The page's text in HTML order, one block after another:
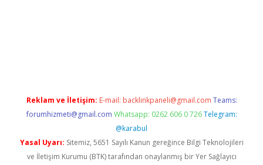
Reklam ve İletişim: E-mail: backlinkpaneli@gmail.com Teams:
forumhizmeti@gmail.com Whatsapp: 0262 606 0 726 Telegram:
@karabul
Yasal Uyarı: Sitemiz, 5651 Sayılı Kanun gereğince Bilgi Teknolojileri
ve İletişim Kurumu (BTK) tarafından onaylanmış bir Yer Sağlayıcı